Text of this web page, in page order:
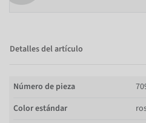
Detalles del artículo
Número de pieza
Color estándar